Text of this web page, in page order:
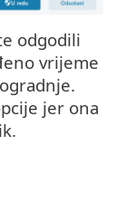
odgodili
vrijeme
jer ona